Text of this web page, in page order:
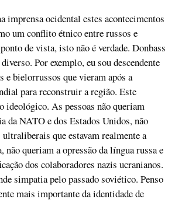
imprensa ocidental estes acontecimentos
um conflito étnico entre russos e
de vista, isto não é verdade. Donbass
Por exemplo, eu sou descendente
e bielorrussos que vieram após a
para reconstruir a região. Este
ideológico. As pessoas não queriam
da NATO e dos Estados Unidos, não
que estavam realmente a
não queriam a opressão da língua russa e
dos colaboradores nazis ucranianos.
simpatia pelo passado soviético. Penso
mais importante da identidade de